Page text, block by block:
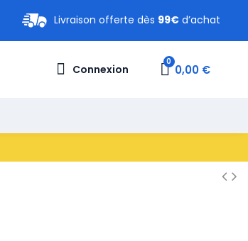
Livraison offerte dès 99€ d’achat
Connexion 0,00 €